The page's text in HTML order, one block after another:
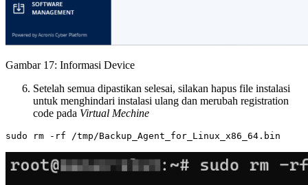
Gambar 17: Informasi Device
Setelah semua dipastikan selesai, silakan hapus file instalasi
untuk menghindari instalasi ulang dan merubah registration
code pada Virtual Mechine